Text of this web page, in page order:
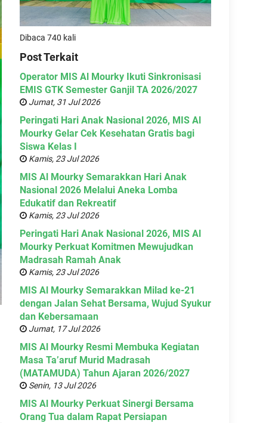
Dibaca 740 kali
Post Terkait
Operator MIS Al Mourky Ikuti Sinkronisasi
EMIS GTK Semester Ganjil TA 2026/2027
Jumat, 31 Jul 2026
Peringati Hari Anak Nasional 2026, MIS Al
Mourky Gelar Cek Kesehatan Gratis bagi
Siswa Kelas I
Kamis, 23 Jul 2026
MIS Al Mourky Semarakkan Hari Anak
Nasional 2026 Melalui Aneka Lomba
Edukatif dan Rekreatif
Kamis, 23 Jul 2026
Peringati Hari Anak Nasional 2026, MIS Al
Mourky Perkuat Komitmen Mewujudkan
Madrasah Ramah Anak
Kamis, 23 Jul 2026
MIS Al Mourky Semarakkan Milad ke-21
dengan Jalan Sehat Bersama, Wujud Syukur
dan Kebersamaan
Jumat, 17 Jul 2026
MIS Al Mourky Resmi Membuka Kegiatan
Masa Ta’aruf Murid Madrasah
(MATAMUDA) Tahun Ajaran 2026/2027
Senin, 13 Jul 2026
MIS Al Mourky Perkuat Sinergi Bersama
Orang Tua dalam Rapat Persiapan